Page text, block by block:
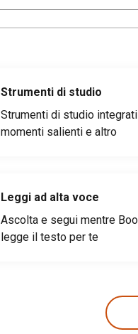
Strumenti di studio
Strumenti di studio
momenti salienti e altro
Leggi ad alta voce
Ascolta e segui mentre
legge il testo per te